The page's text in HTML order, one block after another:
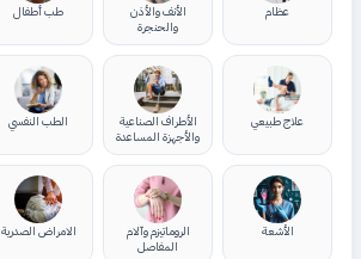
عظام
الأنف والأذن
والحنجرة
طب أطفال
علاج طبيعي
الأطراف الصناعية
والأجهزة المساعدة
الطب النفسي
الأشعة
الروماتيزم وآلام
المفاصل
الامراض الصدرية